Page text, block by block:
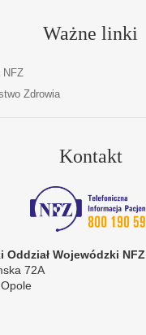
Ważne linki
NFZ
Zdrowia
Kontakt
Oddział Wojewódzki NFZ
72A